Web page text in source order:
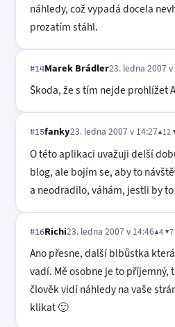
náhledy, což vypadá docela
prozatím stáhl.
#14Marek Brádler23. ledna 2007 v
Škoda, že s tím nejde prohlížet
#15fanky23. ledna 2007 v 14:27▲12
O této aplikaci uvažuji delší
blog, ale bojím se, aby to
a neodradilo, váhám, jestli by
#16Richi23. ledna 2007 v 14:46▲4 ▼7
Ano přesne, další blbůstka
vadí. Mě osobne je to příjemný,
člověk vidí náhledy na vaše
klikat 🙂